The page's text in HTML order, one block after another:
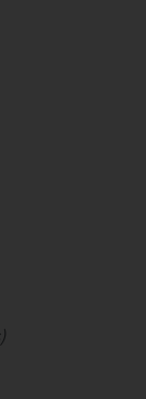
(Powered by DiscoverCars)